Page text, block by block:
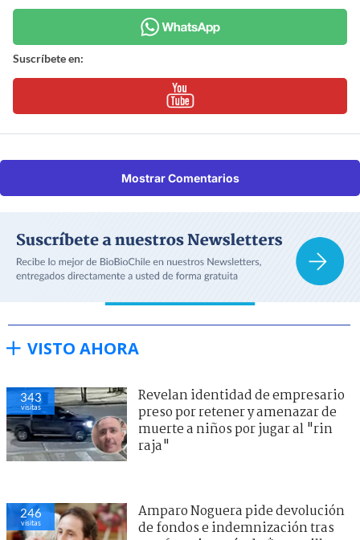
Suscríbete en:
Mostrar Comentarios
VISTO AHORA
343
visitas
Revelan identidad de empresario
preso por retener y amenazar de
muerte a niños por jugar al "rin
raja"
246
visitas
Amparo Noguera pide devolución
de fondos e indemnización tras